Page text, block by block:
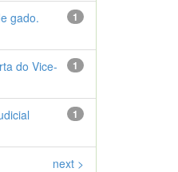
1
gado.
1
do Vice-
1
next >